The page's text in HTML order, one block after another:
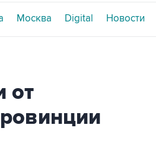
Москва Digital Новости
от